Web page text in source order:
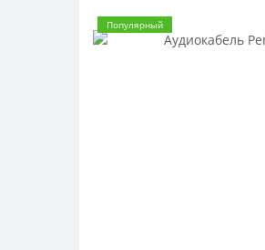
Популярный